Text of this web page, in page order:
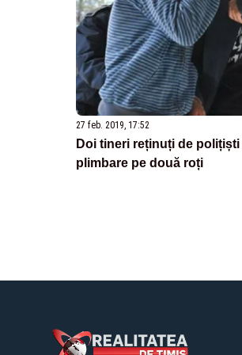
27 feb. 2019, 17:52
Doi tineri reținuți de
plimbare pe două roți